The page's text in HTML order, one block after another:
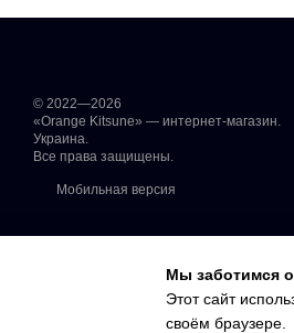
© 2022—2026
«Orange Kitsune» — интернет-магазин.
Украина.
Все права защищены.
Мобильная версия
Мы заботимся
Этот сайт
своём браузере.